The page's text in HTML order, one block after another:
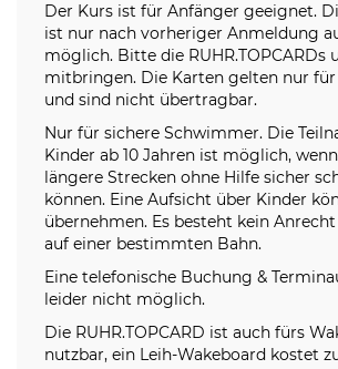
Top Card
Termine
Der Kurs ist für Anfänger geeignet.
ist nur nach vorheriger Anmeldung
möglich. Bitte die RUHR.TOPCARDs
mitbringen. Die Karten gelten nur für
und sind nicht übertragbar.
Nur für sichere Schwimmer. Die
Kinder ab 10 Jahren ist möglich,
längere Strecken ohne Hilfe sicher
können. Eine Aufsicht über Kinder
übernehmen. Es besteht kein
auf einer bestimmten Bahn.
Eine telefonische Buchung &
leider nicht möglich.
Die RUHR.TOPCARD ist auch fürs
nutzbar, ein Leih-Wakeboard kostet